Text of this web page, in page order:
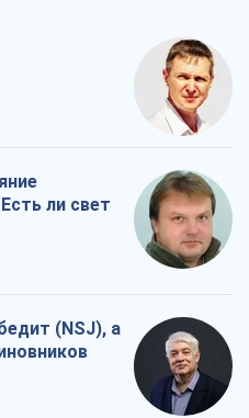
ли свет
(NSJ), а